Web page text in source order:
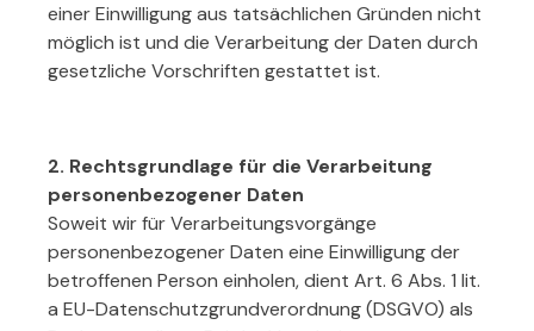
einer Einwilligung aus tatsächlichen Gründen nicht
möglich ist und die Verarbeitung der Daten durch
gesetzliche Vorschriften gestattet ist.
2. Rechtsgrundlage für die Verarbeitung
personenbezogener Daten
Soweit wir für Verarbeitungsvorgänge
personenbezogener Daten eine Einwilligung der
betroffenen Person einholen, dient Art. 6 Abs. 1 lit.
a EU-Datenschutzgrundverordnung (DSGVO) als